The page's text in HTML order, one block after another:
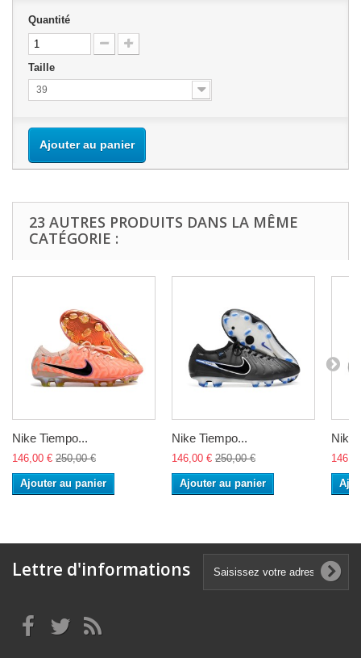
Quantité
Taille
39
Ajouter au panier
23 AUTRES PRODUITS DANS LA MÊME
CATÉGORIE :
Nike Tiempo...
146,00 € 250,00 €
Ajouter au panier
Nike Tiempo...
146,00 € 250,00 €
Ajouter au panier
Nike
Lettre d'informations